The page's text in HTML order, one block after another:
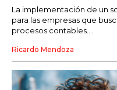
La implementación de un
para las empresas que
procesos contables....
Ricardo Mendoza